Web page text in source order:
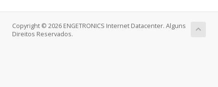
Copyright © 2026 ENGETRONICS Internet Datacenter. Alguns
Direitos Reservados.